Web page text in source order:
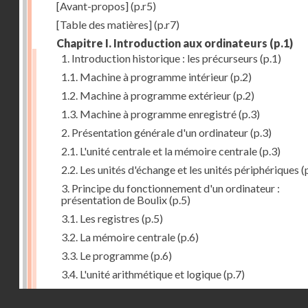
[Avant-propos](p.r5)
[Table des matières](p.r7)
Chapitre I. Introduction aux ordinateurs (p.1)
1. Introduction historique : les précurseurs (p.1)
1.1. Machine à programme intérieur(p.2)
1.2. Machine à programme extérieur(p.2)
1.3. Machine à programme enregistré(p.3)
2. Présentation générale d'un ordinateur(p.3)
2.1. L'unité centrale et la mémoire centrale(p.3)
2.2. Les unités d'échange et les unités périphériques
3. Principe du fonctionnement d'un ordinateur :
présentation de Boulix(p.5)
3.1. Les registres (p.5)
3.2. La mémoire centrale(p.6)
3.3. Le programme(p.6)
3.4. L'unité arithmétique et logique(p.7)
3.5. L'unité de contrôle(p.8)